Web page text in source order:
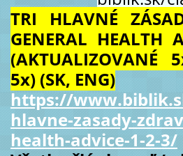
TRI HLAVNÉ
GENERAL HEALTH
(AKTUALIZOVANÉ
5x) (SK, ENG)
https://
hlavne-zasady-
health-advice-1-2-3/